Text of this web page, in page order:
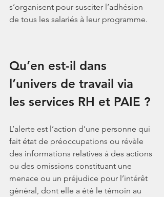
s’organisent pour susciter l’adhésion
de tous les salariés à leur programme.
Qu’en est-il dans
l’univers de travail via
les services RH et PAIE ?
L’alerte est l’action d’une personne qui
fait état de préoccupations ou révèle
des informations relatives à des actions
ou des omissions constituant une
menace ou un préjudice pour l’intérêt
général, dont elle a été le témoin au